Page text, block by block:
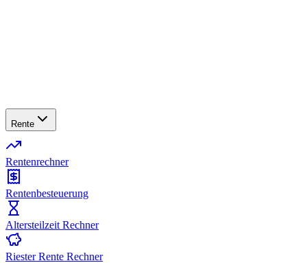
Rente
Rentenrechner
Rentenbesteuerung
Altersteilzeit Rechner
Riester Rente Rechner